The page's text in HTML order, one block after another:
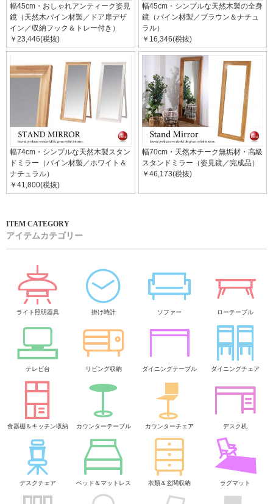
幅45cm・おしゃれアンティーク姿見
鏡（天然木パイン材製／ドア扉デザ
イン／収納フック＆トレー付き）
￥23,446(税抜)
幅45cm・シンプルな天然木製の全身
鏡（パイン材製／ブラウン＆ナチュ
ラル）
￥16,346(税抜)
幅74cm・シンプルな天然木製スタン
ドミラー（パイン材製／ホワイト＆
ナチュラル）
￥41,800(税抜)
幅70cm・天然木チーク無垢材・高級
スタンドミラー（姿見鏡／完成品）
￥46,173(税抜)
アイテムカテゴリー
ライト照明器具 掛け時計 ソファー ローテーブル
テレビ台 リビング収納 ダイニングテーブル ダイニングチェア
食器棚＆キッチン収納 カウンターテーブル カウンターチェア デスク机
デスクチェア ベッド＆マットレス 衣類＆玄関収納 ラグマット